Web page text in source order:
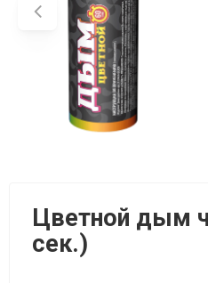
Цветной дым
сек.)